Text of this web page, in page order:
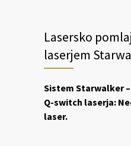
Lasersko
laserjem
Sistem Starwalker
Q-switch laserja:
laser.